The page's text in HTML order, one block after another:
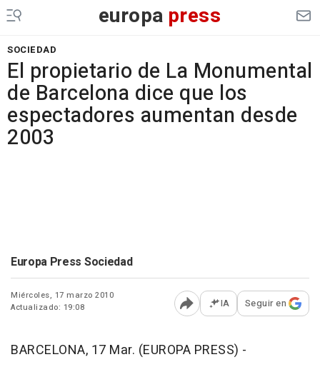
europa press
SOCIEDAD
El propietario de La Monumental
de Barcelona dice que los
espectadores aumentan desde
2003
Europa Press Sociedad
Miércoles, 17 marzo 2010
Actualizado: 19:08
Abrir opciones para
IA Seguir en
BARCELONA, 17 Mar. (EUROPA PRESS) -